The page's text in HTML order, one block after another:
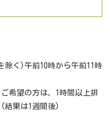
除く)午前10時から午前11時
希望の方は、1時間以上排
結果は1週間後)